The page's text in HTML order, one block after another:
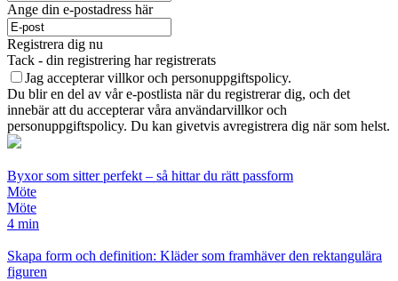
Ange din e-postadress här
Registrera dig nu
Tack - din registrering har registrerats
Jag accepterar villkor och personuppgiftspolicy.
Du blir en del av vår e-postlista när du registrerar dig, och det
innebär att du accepterar våra användarvillkor och
personuppgiftspolicy. Du kan givetvis avregistrera dig när som helst.
Byxor som sitter perfekt – så hittar du rätt passform
Möte
Möte
4 min
Skapa form och definition: Kläder som framhäver den rektangulära
figuren